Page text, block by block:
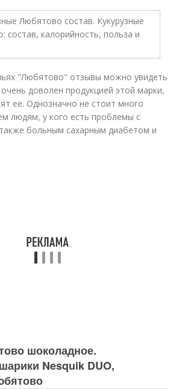
"Любятово" отзывы можно увидеть
доволен продукцией этой марки,
ее. Однозначно не стоит много
людям, у кого есть проблемы с
больным сахарным диабетом и
шоколадное.
Nesquik DUO,